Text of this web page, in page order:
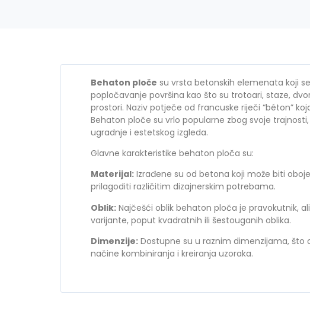
Behaton ploče su vrsta betonskih elemenata koji
popločavanje površina kao što su trotoari, staze,
prostori. Naziv potječe od francuske riječi “béton”
Behaton ploče su vrlo popularne zbog svoje
ugradnje i estetskog izgleda.
Glavne karakteristike behaton ploča su:
Materijal: Izrađene su od betona koji može biti
prilagoditi različitim dizajnerskim potrebama.
Oblik: Najčešći oblik behaton ploča je pravokutnik,
varijante, poput kvadratnih ili šestouganih oblika.
Dimenzije: Dostupne su u raznim dimenzijama, što
načine kombiniranja i kreiranja uzoraka.